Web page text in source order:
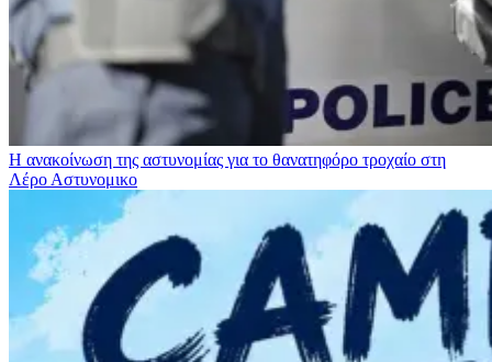
Η ανακοίνωση της αστυνομίας για το θανατηφόρο τροχαίο στη
Λέρο Αστυνομικο